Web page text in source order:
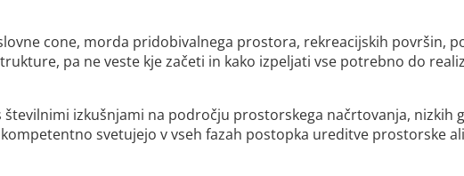
cone, morda pridobivalnega prostora, rekreacijskih površin,
pa ne veste kje začeti in kako izpeljati vse potrebno do
številnimi izkušnjami na področju prostorskega načrtovanja, nizkih
svetujejo v vseh fazah postopka ureditve prostorske